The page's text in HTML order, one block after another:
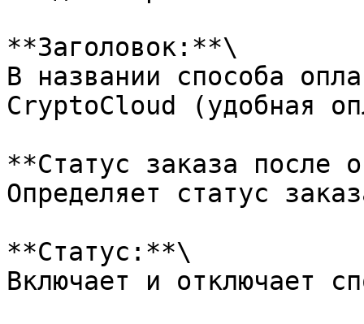
**Заголовок:**\
В названии способа
CryptoCloud (удобная
**Статус заказа после
Определяет статус
**Статус:**\
Включает и отключает